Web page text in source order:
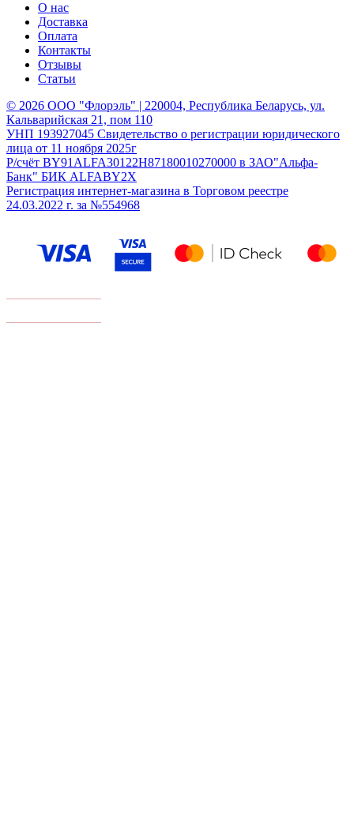
О нас
Доставка
Оплата
Контакты
Отзывы
Статьи
© 2026 ООО "Флорэль" | 220004, Республика Беларусь, ул.
Кальварийская 21, пом 110
УНП 193927045 Свидетельство о регистрации юридического
лица от 11 ноября 2025г
Р/счёт BY91ALFA30122H87180010270000 в ЗАО"Альфа-
Банк" БИК ALFABY2X
Регистрация интернет-магазина в Торговом реестре
24.03.2022 г. за №554968